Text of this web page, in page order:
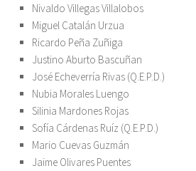
Nivaldo Villegas Villalobos
Miguel Catalán Urzua
Ricardo Peña Zuñiga
Justino Aburto Bascuñan
José Echeverría Rivas (Q.E.P.D.)
Nubia Morales Luengo
Silinia Mardones Rojas
Sofía Cárdenas Ruíz (Q.E.P.D.)
Mario Cuevas Guzmán
Jaime Olivares Puentes